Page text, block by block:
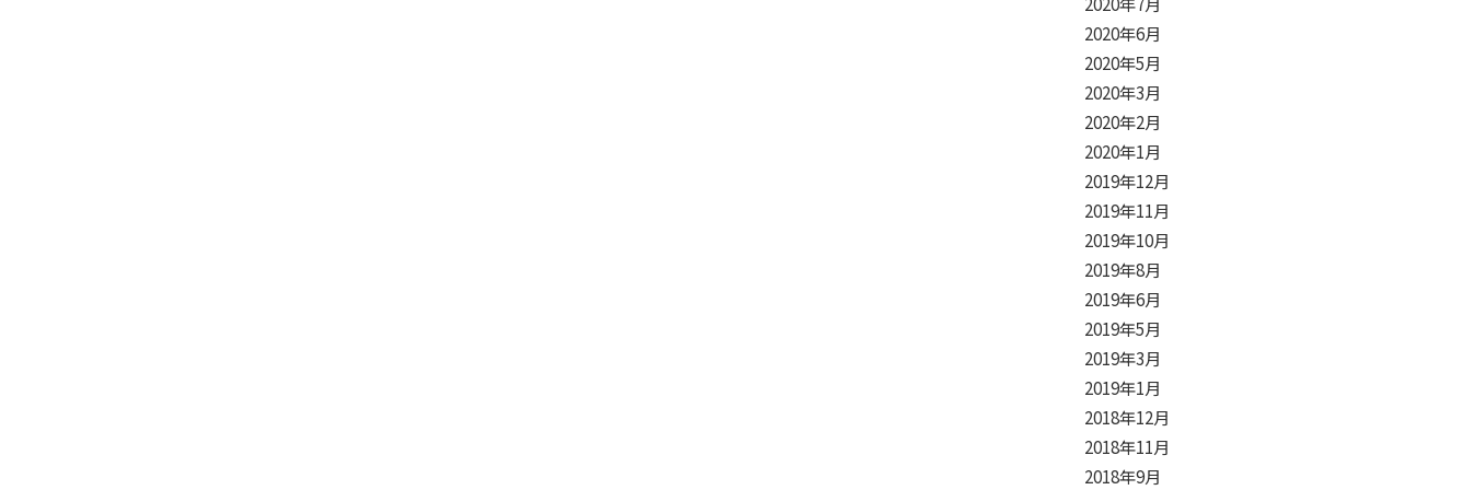
2020年6月
2020年5月
2020年3月
2020年2月
2020年1月
2019年12月
2019年11月
2019年10月
2019年8月
2019年6月
2019年5月
2019年3月
2019年1月
2018年12月
2018年11月
2018年9月